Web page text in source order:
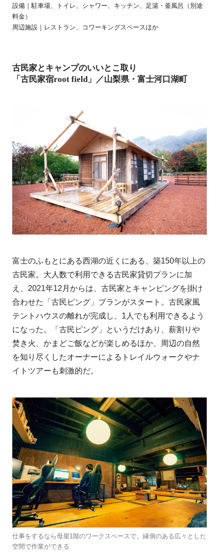
設備｜駐車場、トイレ、シャワー、キッチン、足湯・釜風呂（別途
料金）
周辺施設｜レストラン、コワーキングスペースほか
古民家とキャンプのいいとこ取り
「古民家宿root field」／山梨県・富士河口湖町
富士のふもとにある西湖の近くにある、築150年以上の
古民家。大人数で利用できる古民家貸切プランに加
え、2021年12月からは、古民家とキャンピングを掛け
合わせた「古民ピング」プランがスタート。古民家風
テントハウスの離れが完成し、1人でも利用できるよう
になった。「古民ピング」というだけあり、薪割りや
焚き火、かまどご飯などが楽しめるほか、周辺の自然
を知り尽くしたオーナーによるトレイルウォークやナ
イトツアーも刺激的だ。
仕事をするなら母屋1階のワークスペースで。縁側のある広々とした
空間で作業ができる